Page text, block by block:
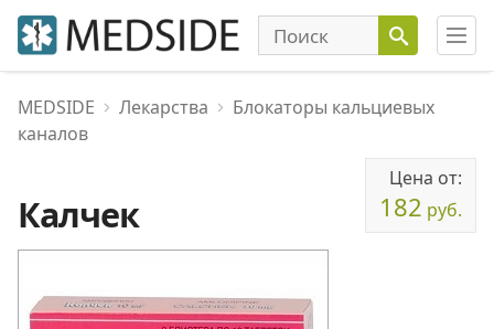
MEDSIDE Лекарства
Блокаторы кальциевых
каналов
Калчек
Цена от:
182 руб.